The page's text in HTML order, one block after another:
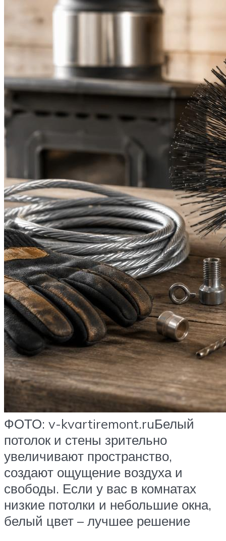
ФОТО: v-kvartiremont.ruБелый
потолок и стены зрительно
увеличивают пространство,
создают ощущение воздуха и
свободы. Если у вас в комнатах
низкие потолки и небольшие окна,
белый цвет – лучшее решение